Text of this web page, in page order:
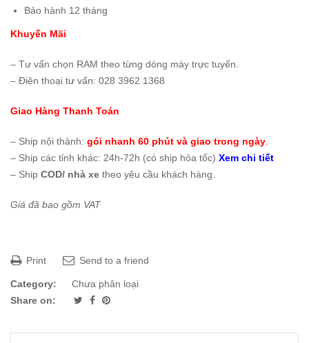
Bảo hành 12 tháng
Khuyến Mãi
– Tư vấn chọn RAM theo từng dòng máy trực tuyến.
– Điện thoại tư vấn: 028 3962 1368
Giao Hàng Thanh Toán
– Ship nội thành: gói nhanh 60 phút và giao trong ngày
– Ship các tỉnh khác: 24h-72h (có ship hỏa tốc) Xem chi tiết
– Ship COD/ nhà xe theo yêu cầu khách hàng.
Giá đã bao gồm VAT
Print Send to a friend
Category:
Chưa phân loại
Share on: